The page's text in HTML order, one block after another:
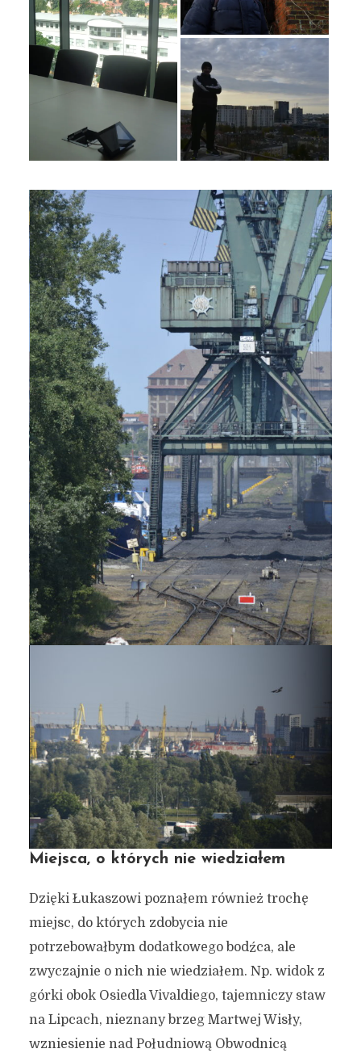
Miejskie podróże z
nauczyłem? Jakie miejsca
odkryliśmy?
27 lutego 2020
4 min czytania
Autor:Kamil Sulewski
Miejsca, o których nie wiedziałem
Dzięki Łukaszowi poznałem również trochę
miejsc, do których zdobycia nie
potrzebowałbym dodatkowego bodźca, ale
zwyczajnie o nich nie wiedziałem. Np. widok z
górki obok Osiedla Vivaldiego, tajemniczy staw
na Lipcach, nieznany brzeg Martwej Wisły,
wzniesienie nad Południową Obwodnicą